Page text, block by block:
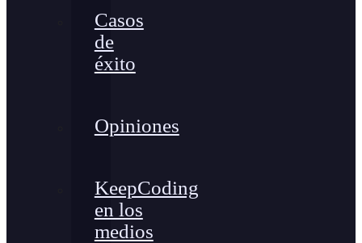
Casos
de
éxito
Opiniones
KeepCoding
en los
medios